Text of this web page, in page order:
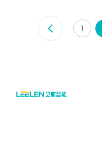
 1